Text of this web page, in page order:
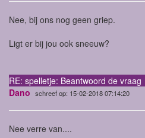
Nee, bij ons nog geen griep.
Ligt er bij jou ook sneeuw?
RE: spelletje: Beantwoord de vraag
Dano schreef op: 15-02-2018 07:14:20
Nee verre van....